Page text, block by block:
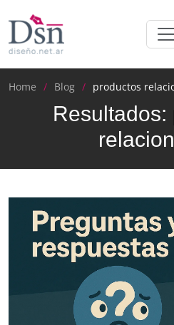
Home Blog productos
Resultados: